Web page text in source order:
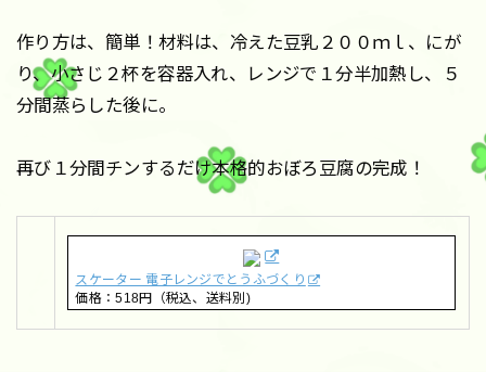
作り方は、簡単！材料は、冷えた豆乳２００ｍｌ、にが
り、小さじ２杯を容器入れ、レンジで１分半加熱し、５
分間蒸らした後に。
再び１分間チンするだけ本格的おぼろ豆腐の完成！
スケーター 電子レンジでとうふづくり
価格：518円（税込、送料別)